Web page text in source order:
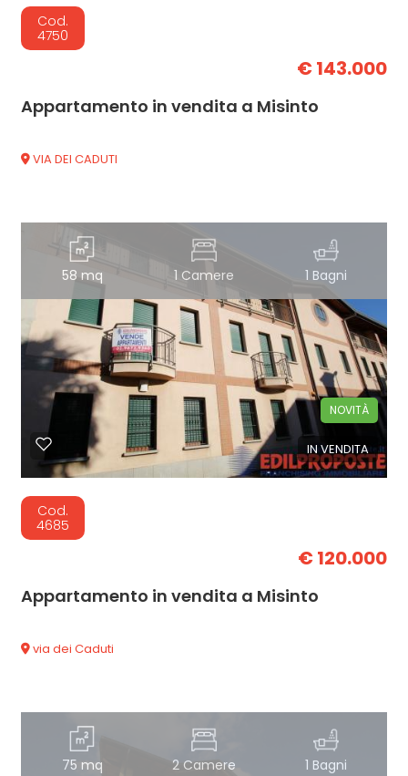
Cod.
4750
€ 143.000
Appartamento in vendita a Misinto
VIA DEI CADUTI
58 mq 1 Camere 1 Bagni
IN VENDITA
NOVITÀ
Cod.
4685
€ 120.000
Appartamento in vendita a Misinto
via dei Caduti
75 mq 2 Camere 1 Bagni